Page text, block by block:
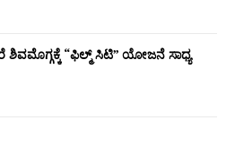
X Telegram
Twitter
Email
Copy
Link
ಶಿವಮೊಗ್ಗಕ್ಕೆ “ಫಿಲ್ಮ್ ಸಿಟಿ” ಯೋಜನೆ ಸಾಧ್ಯ